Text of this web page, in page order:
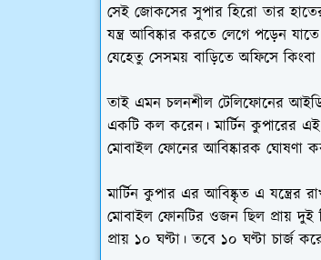
সেই জোকসের সুপার হিরো তার
যন্ত্র আবিষ্কার করতে লেগে পড়েন
যেহেতু সেসময় বাড়িতে অফিসে
তাই এমন চলনশীল টেলিফোনের
একটি কল করেন। মার্টিন কুপারের এই
মোবাইল ফোনের আবিষ্কারক ঘোষণা
মার্টিন কুপার এর আবিষ্কৃত এ
মোবাইল ফোনটির ওজন ছিল প্রায় দুই
প্রায় ১০ ঘণ্টা। তবে ১০ ঘণ্টা চার্জ